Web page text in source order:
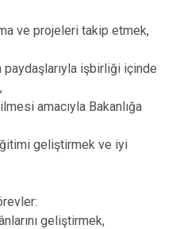
ve projeleri takip etmek,
işbirliği içinde
amacıyla Bakanlığa
geliştirmek ve iyi
geliştirmek,